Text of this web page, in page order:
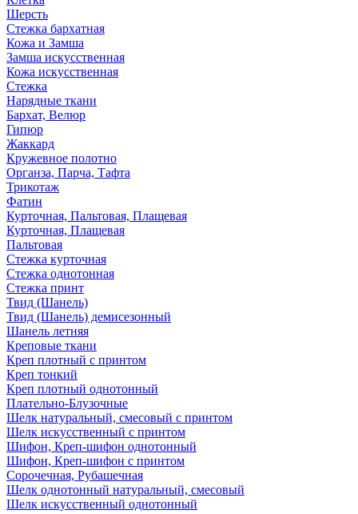
Шерсть
Стежка бархатная
Кожа и Замша
Замша искусственная
Кожа искусственная
Стежка
Нарядные ткани
Бархат, Велюр
Гипюр
Жаккард
Кружевное полотно
Органза, Парча, Тафта
Трикотаж
Фатин
Курточная, Пальтовая, Плащевая
Курточная, Плащевая
Пальтовая
Стежка курточная
Стежка однотонная
Стежка принт
Твид (Шанель)
Твид (Шанель) демисезонный
Шанель летняя
Креповые ткани
Креп плотный с принтом
Креп тонкий
Креп плотный однотонный
Плательно-Блузочные
Шелк натуральный, смесовый с принтом
Шелк искусственный с принтом
Шифон, Креп-шифон однотонный
Шифон, Креп-шифон с принтом
Сорочечная, Рубашечная
Шелк однотонный натуральный, смесовый
Шелк искусственный однотонный